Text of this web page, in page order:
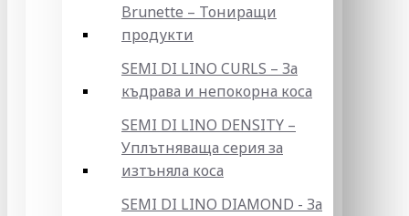
Brunette – Тониращи
продукти
SEMI DI LINO CURLS – За
къдрава и непокорна коса
SEMI DI LINO DENSITY –
Уплътняваща серия за
изтъняла коса
SEMI DI LINO DIAMOND - За